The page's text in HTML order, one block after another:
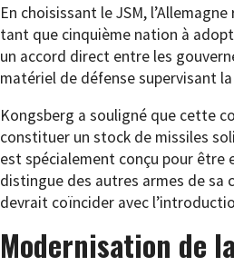
En choisissant le JSM,
tant que cinquième nation à
un accord direct entre les
matériel de défense supervisant
Kongsberg a souligné que cette
constituer un stock de missiles
est spécialement conçu pour être
distingue des autres armes de sa
devrait coïncider avec
Modernisation de